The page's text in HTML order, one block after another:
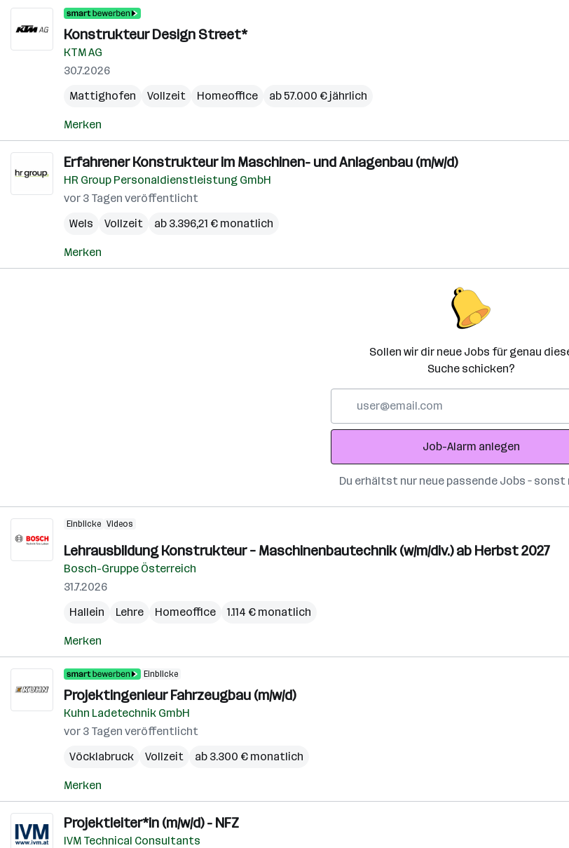
Konstrukteur Design Street*
KTM AG
30.7.2026
Mattighofen
Vollzeit Homeoffice ab 57.000 € jährlich
Merken
Erfahrener Konstrukteur im Maschinen- und Anlagenbau (m/w/d)
HR Group Personaldienstleistung GmbH
vor 3 Tagen veröffentlicht
Wels
Vollzeit ab 3.396,21 € monatlich
Merken
Sollen wir dir neue Jobs für genau
Suche schicken?
Adresse
Job-Alarm anlegen
Du erhältst nur neue passende Jobs –
Einblicke Videos
Lehrausbildung Konstrukteur – Maschinenbautechnik (w/m/div.) ab Herbst 2027
Bosch-Gruppe Österreich
31.7.2026
Hallein
Lehre Homeoffice 1.114 € monatlich
Merken
Einblicke
Projektingenieur Fahrzeugbau (m/w/d)
Kuhn Ladetechnik GmbH
vor 3 Tagen veröffentlicht
Vöcklabruck
Vollzeit ab 3.300 € monatlich
Merken
Projektleiter*in (m/w/d) - NFZ
IVM Technical Consultants